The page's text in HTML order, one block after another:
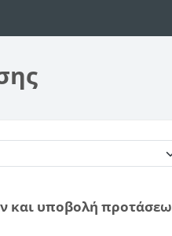
και υποβολή